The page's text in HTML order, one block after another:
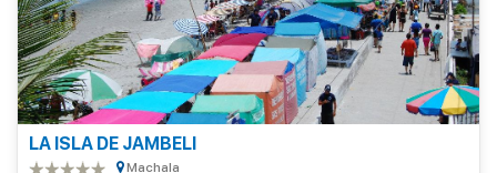
LA ISLA DE JAMBELI
Machala